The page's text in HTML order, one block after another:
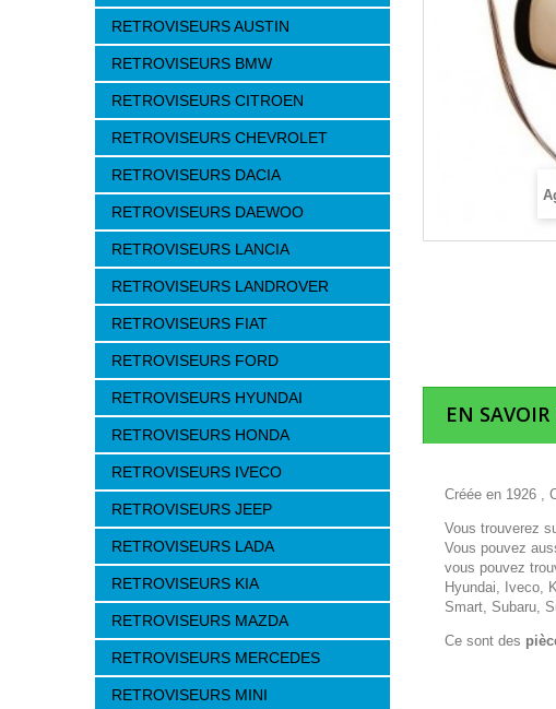
RETROVISEURS AUSTIN
RETROVISEURS BMW
RETROVISEURS CITROEN
RETROVISEURS CHEVROLET
RETROVISEURS DACIA
RETROVISEURS DAEWOO
RETROVISEURS LANCIA
RETROVISEURS LANDROVER
RETROVISEURS FIAT
RETROVISEURS FORD
RETROVISEURS HYUNDAI
RETROVISEURS HONDA
RETROVISEURS IVECO
RETROVISEURS JEEP
RETROVISEURS LADA
RETROVISEURS KIA
RETROVISEURS MAZDA
RETROVISEURS MERCEDES
RETROVISEURS MINI
EN SAVOIR
Créée en 1926 ,
Vous trouverez
Vous pouvez
vous pouvez
Hyundai, Iveco,
Smart, Subaru,
Ce sont des